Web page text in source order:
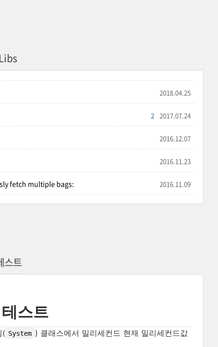
2018.04.25
2017.07.24
2
2016.12.07
2016.11.23
fetch multiple bags: 2016.11.09
트
스트
( System ) 클래스에서 밀리세컨드 현재 밀리세컨드값